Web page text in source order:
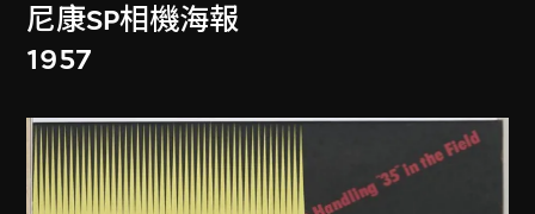
尼康SP相機海報
1957